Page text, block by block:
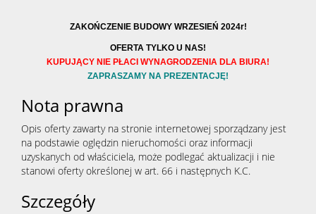
ZAKOŃCZENIE BUDOWY WRZESIEŃ 2024r!
OFERTA TYLKO U NAS!
KUPUJĄCY NIE PŁACI WYNAGRODZENIA DLA BIURA!
ZAPRASZAMY NA PREZENTACJĘ!
Nota prawna
Opis oferty zawarty na stronie internetowej sporządzany jest
na podstawie oględzin nieruchomości oraz informacji
uzyskanych od właściciela, może podlegać aktualizacji i nie
stanowi oferty określonej w art. 66 i następnych K.C.
Szczegóły